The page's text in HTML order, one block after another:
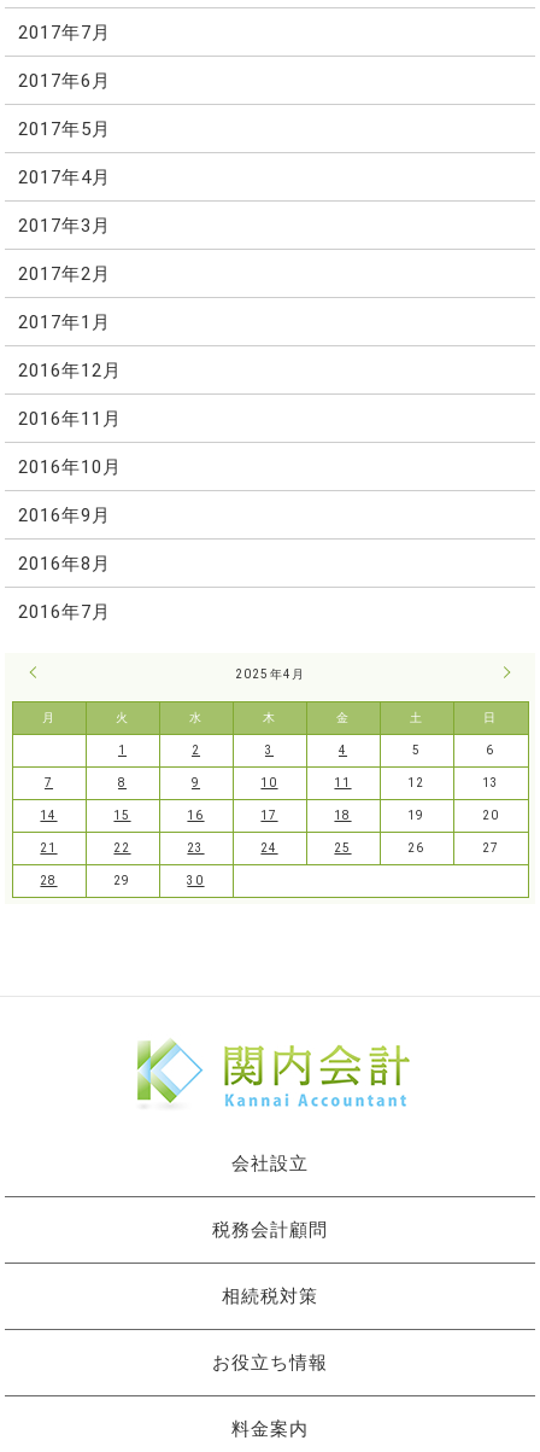
2017年7月
2017年6月
2017年5月
2017年4月
2017年3月
2017年2月
2017年1月
2016年12月
2016年11月
2016年10月
2016年9月
2016年8月
2016年7月
2025年4月
月 火 水 木 金 土 日
5月
1 2 3 4 5 6
7 8 9 10 11 12 13
14 15 16 17 18 19 20
21 22 23 24 25 26 27
28 29 30
会社設立
税務会計顧問
相続税対策
お役立ち情報
料金案内